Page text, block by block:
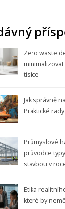
Zero waste
tisíce
Jak správně
Praktické
Průmyslové
průvodce
stavbou v
Etika
které by